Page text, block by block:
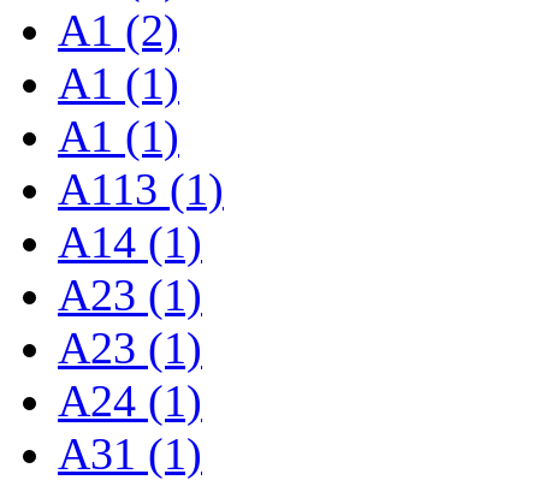
A1 (2)
A1 (1)
A1 (1)
A113 (1)
A14 (1)
A23 (1)
A23 (1)
A24 (1)
A31 (1)